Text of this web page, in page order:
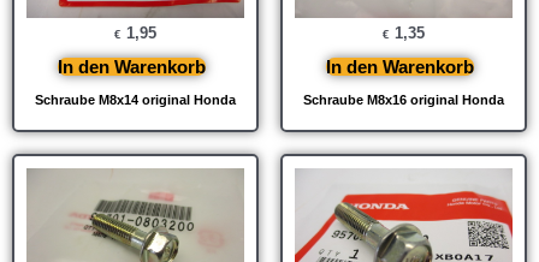
Schraube M8x14 original Honda
€ 1,95
In den Warenkorb
Schraube M8x16 original Honda
€ 1,35
In den Warenkorb